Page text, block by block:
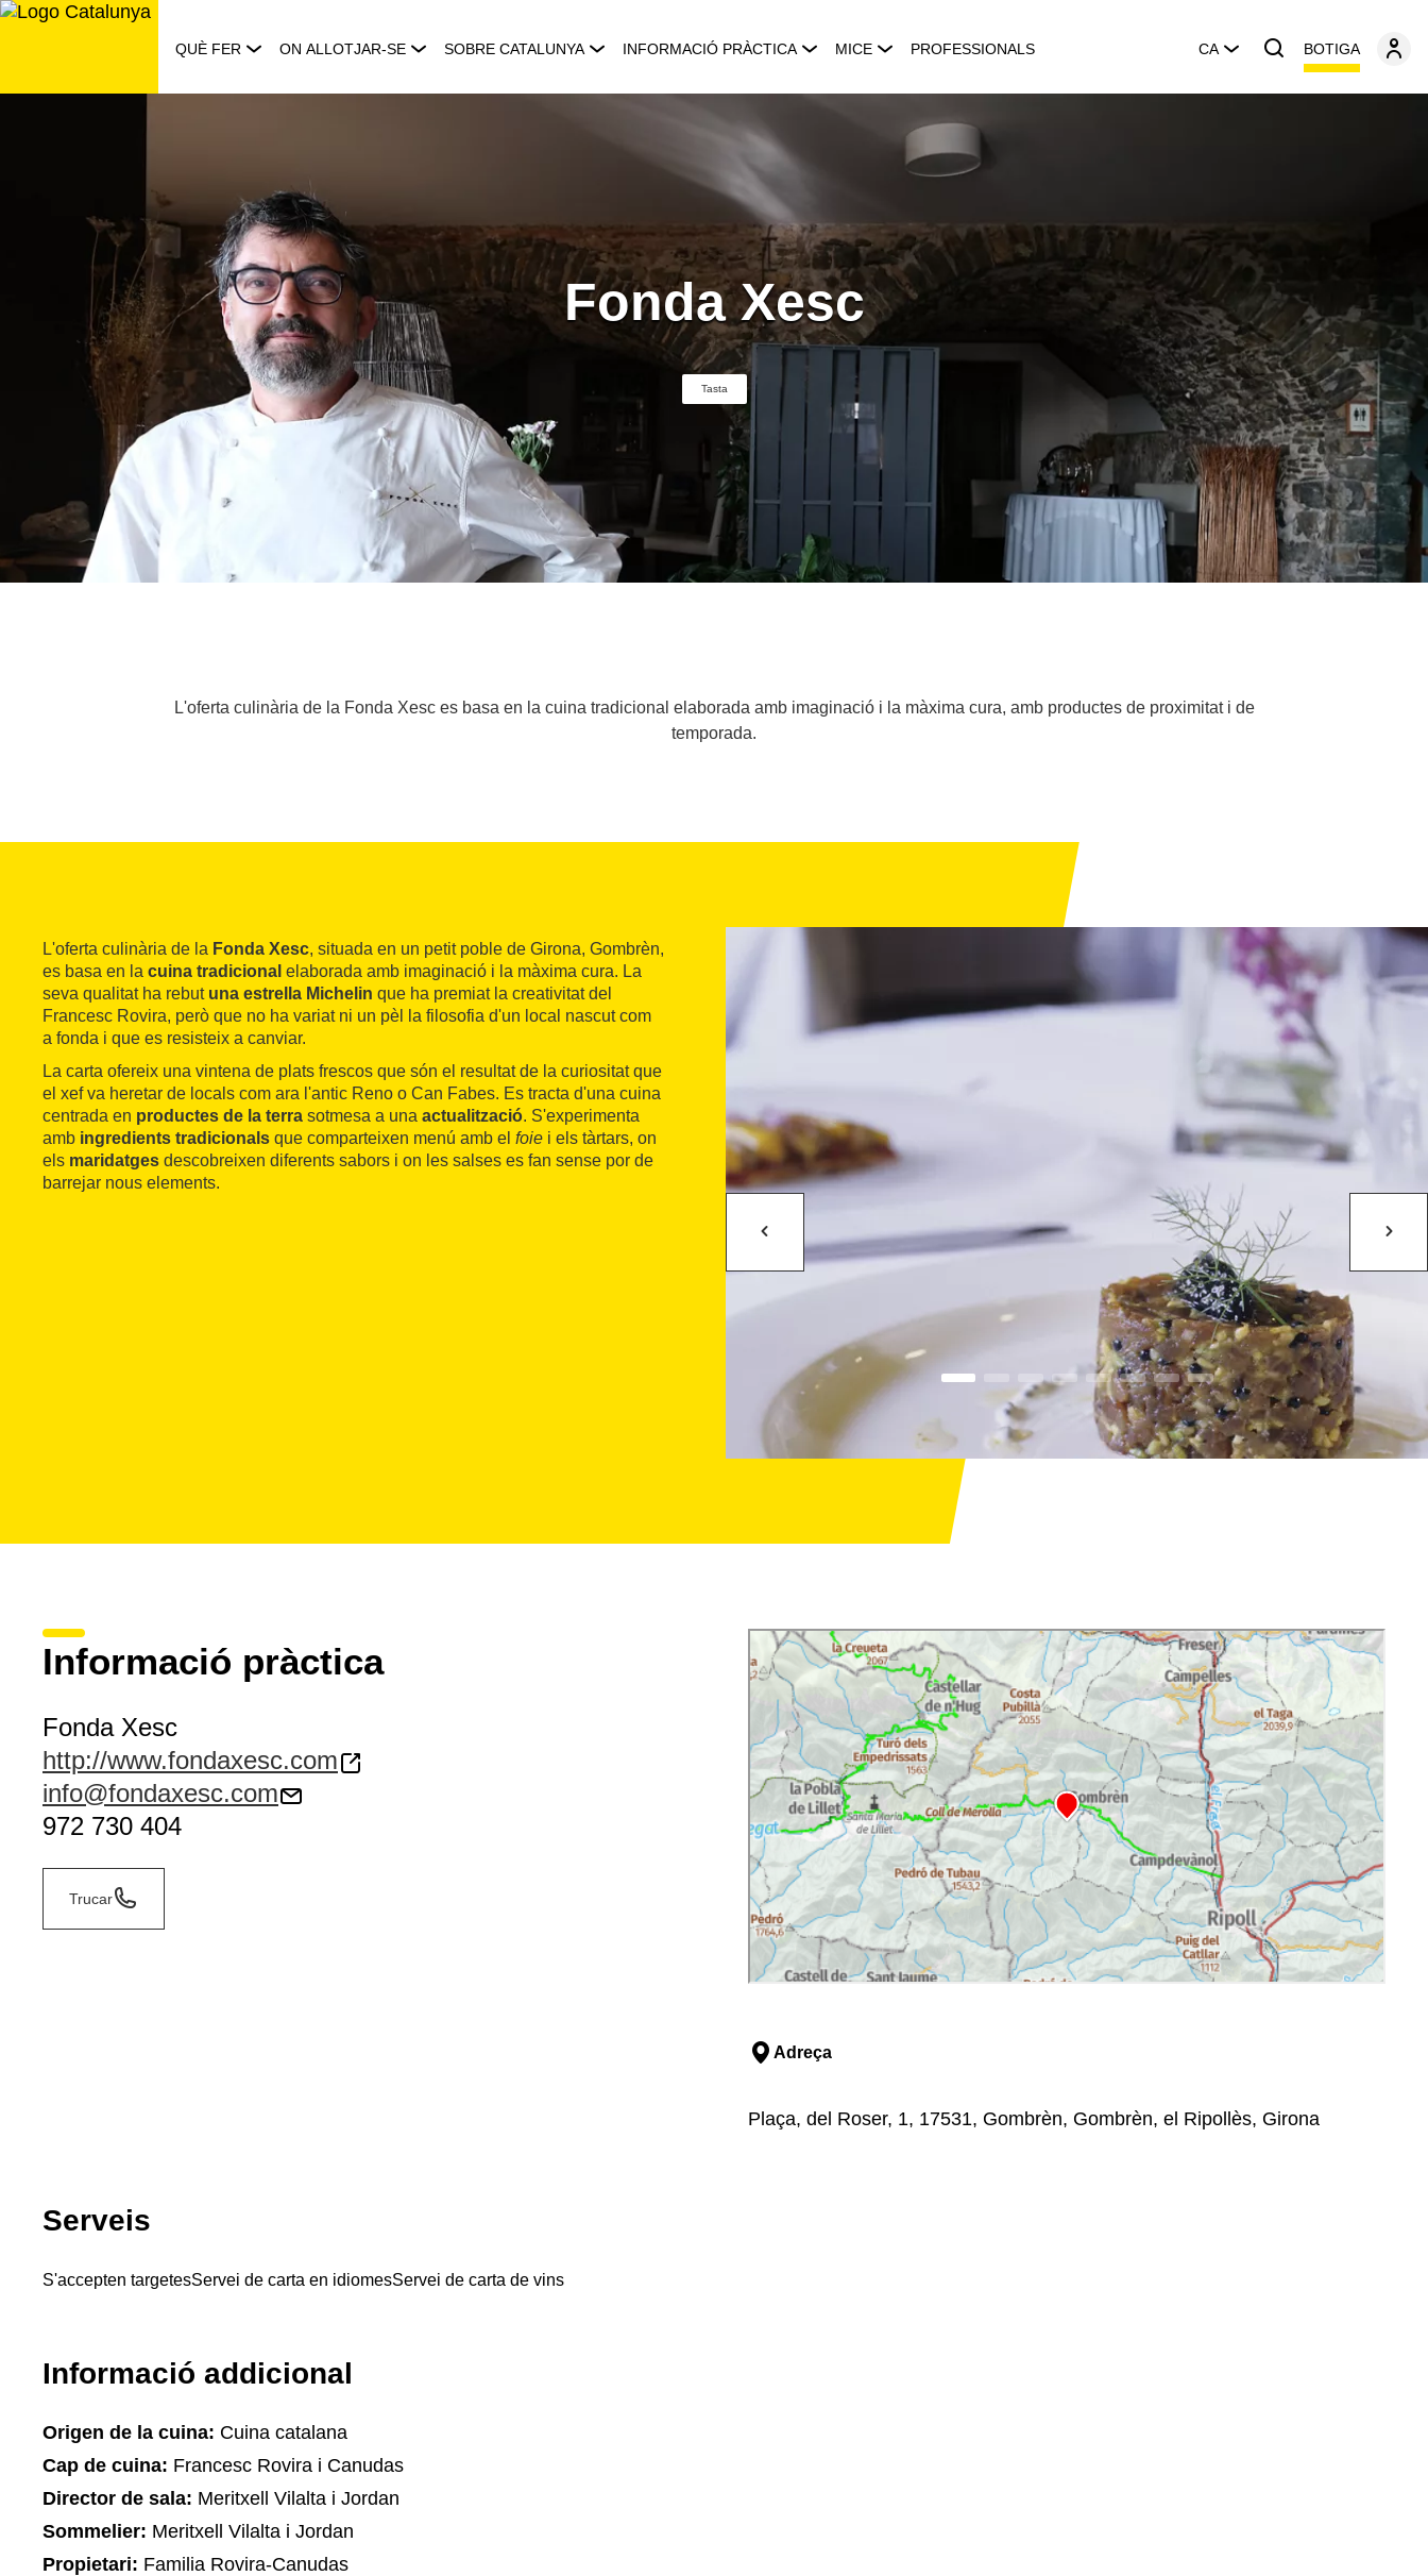
Saltar
QUÈ FER ON ALLOTJAR-SE SOBRE CATALUNYA INFORMACIÓ PRÀCTICA MICE PROFESSIONALS CA BOTIGA
Fonda Xesc
Tasta
L'oferta culinària de la Fonda Xesc es basa en la cuina tradicional elaborada amb imaginació i la màxima cura, amb productes de proximitat i de
temporada.
L'oferta culinària de la Fonda Xesc, situada en un petit poble de Girona, Gombrèn,
es basa en la cuina tradicional elaborada amb imaginació i la màxima cura. La
seva qualitat ha rebut una estrella Michelin que ha premiat la creativitat del
Francesc Rovira, però que no ha variat ni un pèl la filosofia d'un local nascut com
a fonda i que es resisteix a canviar.
La carta ofereix una vintena de plats frescos que són el resultat de la curiositat que
el xef va heretar de locals com ara l'antic Reno o Can Fabes. Es tracta d'una cuina
centrada en productes de la terra sotmesa a una actualització. S'experimenta
amb ingredients tradicionals que comparteixen menú amb el foie i els tàrtars, on
els maridatges descobreixen diferents sabors i on les salses es fan sense por de
barrejar nous elements.
Informació pràctica
Fonda Xesc
http://www.fondaxesc.com
info@fondaxesc.com
972 730 404
Trucar
Adreça
Plaça, del Roser, 1, 17531, Gombrèn, Gombrèn, el Ripollès, Girona
Serveis
S'accepten targetesServei de carta en idiomesServei de carta de vins
Informació addicional
Origen de la cuina: Cuina catalana
Cap de cuina: Francesc Rovira i Canudas
Director de sala: Meritxell Vilalta i Jordan
Sommelier: Meritxell Vilalta i Jordan
Propietari: Familia Rovira-Canudas